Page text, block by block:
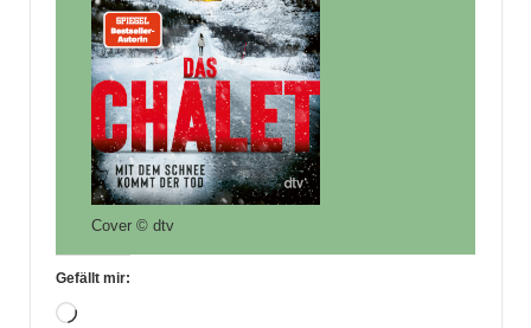
Cover © dtv
Gefällt mir:
Wird